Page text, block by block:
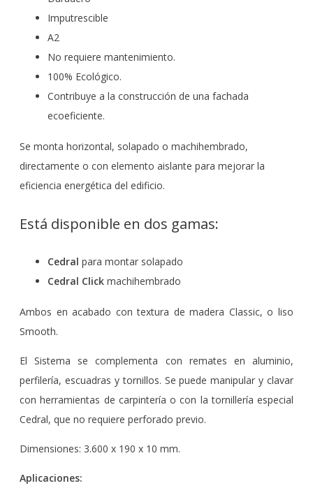
Imputrescible
A2
No requiere mantenimiento.
100% Ecológico.
Contribuye a la construcción de una fachada
ecoeficiente.
Se monta horizontal, solapado o machihembrado,
directamente o con elemento aislante para mejorar la
eficiencia energética del edificio.
Está disponible en dos gamas:
Cedral para montar solapado
Cedral Click machihembrado
Ambos en acabado con textura de madera Classic, o liso
Smooth.
El Sistema se complementa con remates en aluminio,
perfilería, escuadras y tornillos. Se puede manipular y clavar
con herramientas de carpintería o con la tornillería especial
Cedral, que no requiere perforado previo.
Dimensiones: 3.600 x 190 x 10 mm.
Aplicaciones: